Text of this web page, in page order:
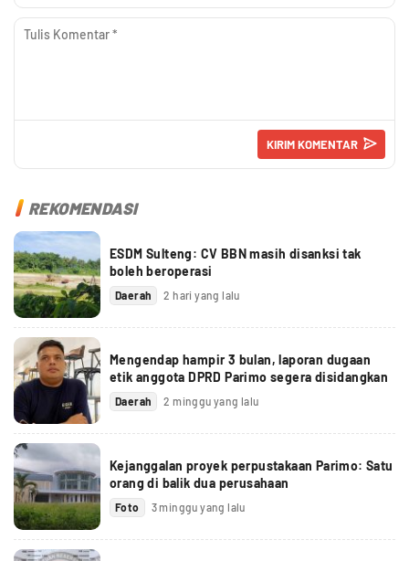
REKOMENDASI
ESDM Sulteng: CV BBN masih disanksi tak
boleh beroperasi
Daerah 2 hari yang lalu
Mengendap hampir 3 bulan, laporan dugaan
etik anggota DPRD Parimo segera disidangkan
Daerah 2 minggu yang lalu
Kejanggalan proyek perpustakaan Parimo: Satu
orang di balik dua perusahaan
Foto 3 minggu yang lalu